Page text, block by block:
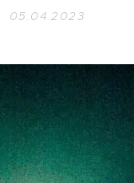
05.04.2023